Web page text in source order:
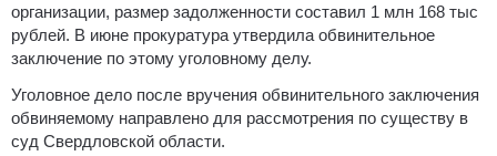
организации, размер задолженности составил 1 млн 168 тыс
рублей. В июне прокуратура утвердила обвинительное
заключение по этому уголовному делу.
Уголовное дело после вручения обвинительного заключения
обвиняемому направлено для рассмотрения по существу в
суд Свердловской области.